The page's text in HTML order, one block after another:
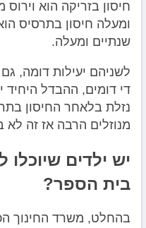
חיסון בזריקה הוא
ומעלה חיסון בתרסיס
שנתיים ומעלה.
לשניהם יעילות דומה,
די דומים, ההבדל
נזלת בלאחר החיסון
מנוזלים הרבה אז זה
יש ילדים
בית הספר?
בהחלט, משרד החינוך